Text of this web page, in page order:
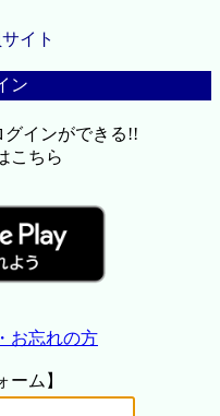
イト
ン
グインができる!!
こちら
お忘れの方
ーム】